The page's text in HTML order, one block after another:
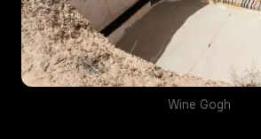
Wine Gogh